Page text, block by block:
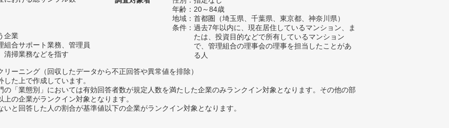
企業
組合サポート業務、管理員
清掃業務などを指す
年齢：20～84歳
地域：首都圏（埼玉県、千葉県、東京都、神奈川県）
条件：過去7年以内に、現在居住しているマンション、ま
たは、投資目的などで所有しているマンション
で、管理組合の理事会の理事を担当したことがあ
る人
ーニング（回収したデータから不正回答や異常値を排除）
た上で作成しています。
「業態別」においては有効回答者数が規定人数を満たした企業のみランクイン対象となります。その他の部
の企業がランクイン対象となります。
と回答した人の割合が基準値以下の企業がランクイン対象となります。